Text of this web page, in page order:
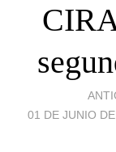
01 DE JUNIO